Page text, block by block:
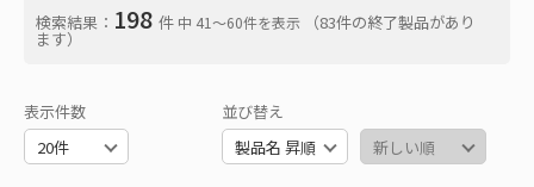
検索結果： 198 件 中 41〜60件を表示 （83件の終了製品があり
ます）
表示件数 並び替え